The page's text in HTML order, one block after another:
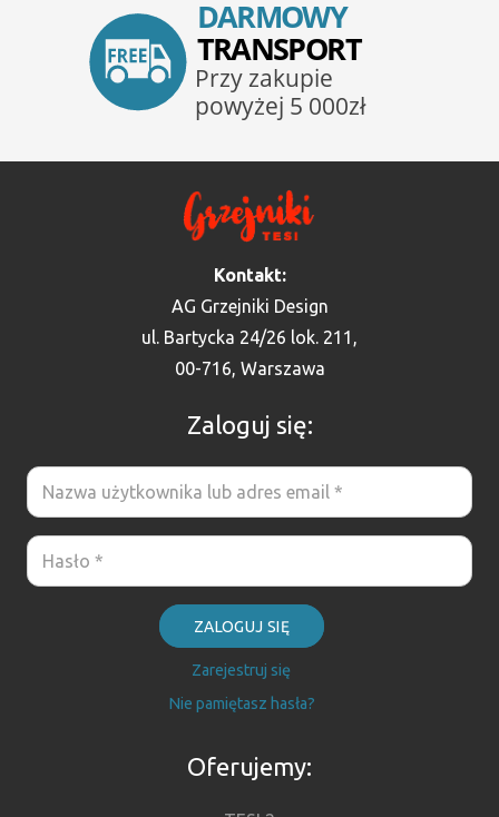
Kontakt:
AG Grzejniki Design
ul. Bartycka 24/26 lok. 211,
00-716, Warszawa
Zaloguj się:
ZALOGUJ SIĘ
Zarejestruj się
Nie pamiętasz hasła?
Oferujemy: